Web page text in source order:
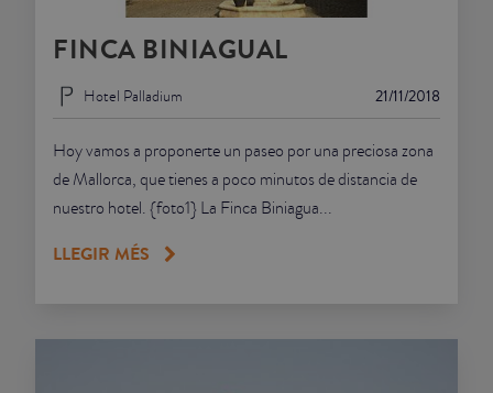
FINCA BINIAGUAL
21/11/2018
Hotel Palladium
Hoy vamos a proponerte un paseo por una preciosa zona
de Mallorca, que tienes a poco minutos de distancia de
nuestro hotel. {foto1} La Finca Biniagua...
LLEGIR MÉS